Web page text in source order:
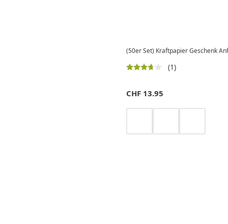
(50er Set) Kraftpapier Geschenk
(1)
CHF 13.95